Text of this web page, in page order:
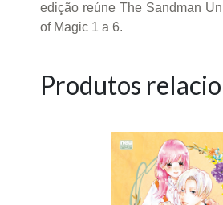
edição reúne The Sandman
of Magic 1 a 6.
Produtos